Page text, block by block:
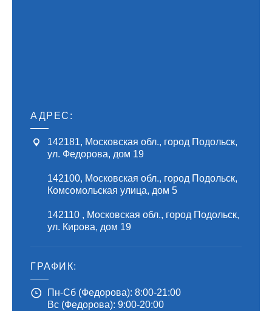
АДРЕС:
142181, Московская обл., город Подольск,
ул. Федорова, дом 19
142100, Московская обл., город Подольск,
Комсомольская улица, дом 5
142110 , Московская обл., город Подольск,
ул. Кирова, дом 19
ГРАФИК:
Пн-Сб (Федорова): 8:00-21:00
Вс (Федорова): 9:00-20:00